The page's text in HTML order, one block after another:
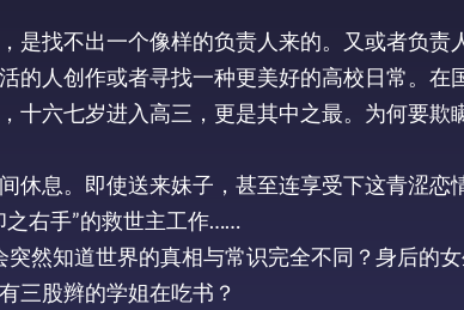
是找不出一个像样的负责人来的。又或者负责
的人创作或者寻找一种更美好的高校日常。在
十六七岁进入高三，更是其中之最。为何要欺
休息。即使送来妹子，甚至连享受下这青涩恋
之右手”的救世主工作……
然知道世界的真相与常识完全不同？身后的女
三股辫的学姐在吃书？